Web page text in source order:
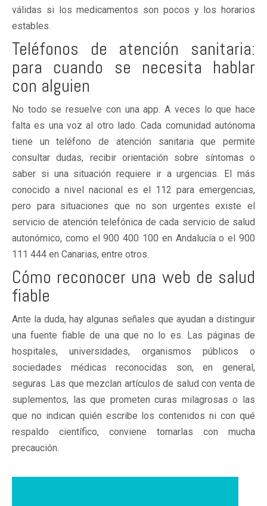
válidas si los medicamentos son pocos y los horarios
estables.
Teléfonos de atención sanitaria:
para cuando se necesita hablar
con alguien
No todo se resuelve con una app. A veces lo que hace
falta es una voz al otro lado. Cada comunidad autónoma
tiene un teléfono de atención sanitaria que permite
consultar dudas, recibir orientación sobre síntomas o
saber si una situación requiere ir a urgencias. El más
conocido a nivel nacional es el 112 para emergencias,
pero para situaciones que no son urgentes existe el
servicio de atención telefónica de cada servicio de salud
autonómico, como el 900 400 100 en Andalucía o el 900
111 444 en Canarias, entre otros.
Cómo reconocer una web de salud
fiable
Ante la duda, hay algunas señales que ayudan a distinguir
una fuente fiable de una que no lo es. Las páginas de
hospitales, universidades, organismos públicos o
sociedades médicas reconocidas son, en general,
seguras. Las que mezclan artículos de salud con venta de
suplementos, las que prometen curas milagrosas o las
que no indican quién escribe los contenidos ni con qué
respaldo científico, conviene tomarlas con mucha
precaución.